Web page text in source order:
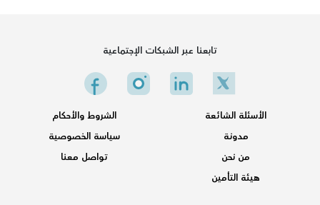
تابعنا عبر الشبكات الإجتماعية
الأسئلة الشائعة
الشروط والأحكام
مدونـة
سياسة الخصوصية
من نحن
تواصل معنا
هيئة التأمين